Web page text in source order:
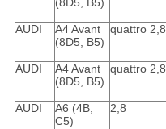
(8D5, B5)
AUDI
A4 Avant
(8D5, B5)
quattro 2,8
AUDI
A4 Avant
(8D5, B5)
quattro 2,8
AUDI
A6 (4B,
C5)
2,8